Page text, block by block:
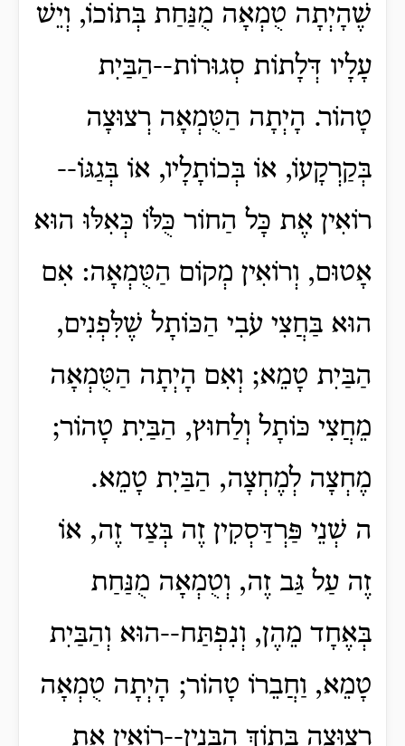
שֶׁהָיְתָה טֻמְאָה מֻנַּחַת בְּתוֹכוֹ, וְיֵשׁ
עָלָיו דְּלָתוֹת סְגוּרוֹת--הַבַּיִת
טָהוֹר. הָיְתָה הַטֻּמְאָה רְצוּצָה
בְּקַרְקָעוֹ, אוֹ בְּכוֹתָלָיו, אוֹ בְּגַגּוֹ--
רוֹאִין אֶת כָּל הַחוֹר כֻּלּוֹ כְּאִלּוּ הוּא
אָטוּם, וְרוֹאִין מְקוֹם הַטֻּמְאָה: אִם
הוּא בַּחֲצִי עֹבִי הַכּוֹתָל שֶׁלִּפְנִים,
הַבַּיִת טָמֵא; וְאִם הָיְתָה הַטֻּמְאָה
מֵחֲצִי כּוֹתָל וְלַחוּץ, הַבַּיִת טָהוֹר;
מֶחְצָה לְמֶחְצָה, הַבַּיִת טָמֵא.
ה שְׁנֵי פַּרְדַּסְקִין זֶה בְּצַד זֶה, אוֹ
זֶה עַל גַּב זֶה, וְטֻמְאָה מֻנַּחַת
בְּאֶחָד מֵהֶן, וְנִפְתַּח--הוּא וְהַבַּיִת
טָמֵא, וַחֲבֵרוֹ טָהוֹר; הָיְתָה טֻמְאָה
רְצוּצָה בְּתוֹךְ הַבִּנְיָן--רוֹאִין אֶת